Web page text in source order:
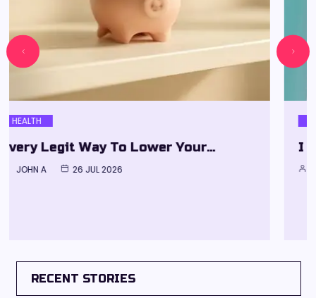
I Went Looking For A Biotech…
JOHN A 10 JUL 2026
RECENT STORIES